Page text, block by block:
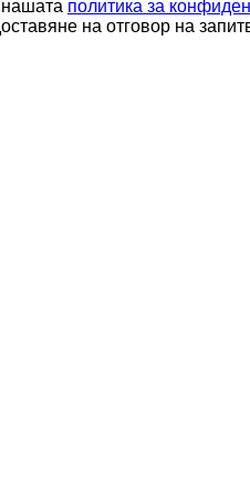
нашата политика за
на отговор на